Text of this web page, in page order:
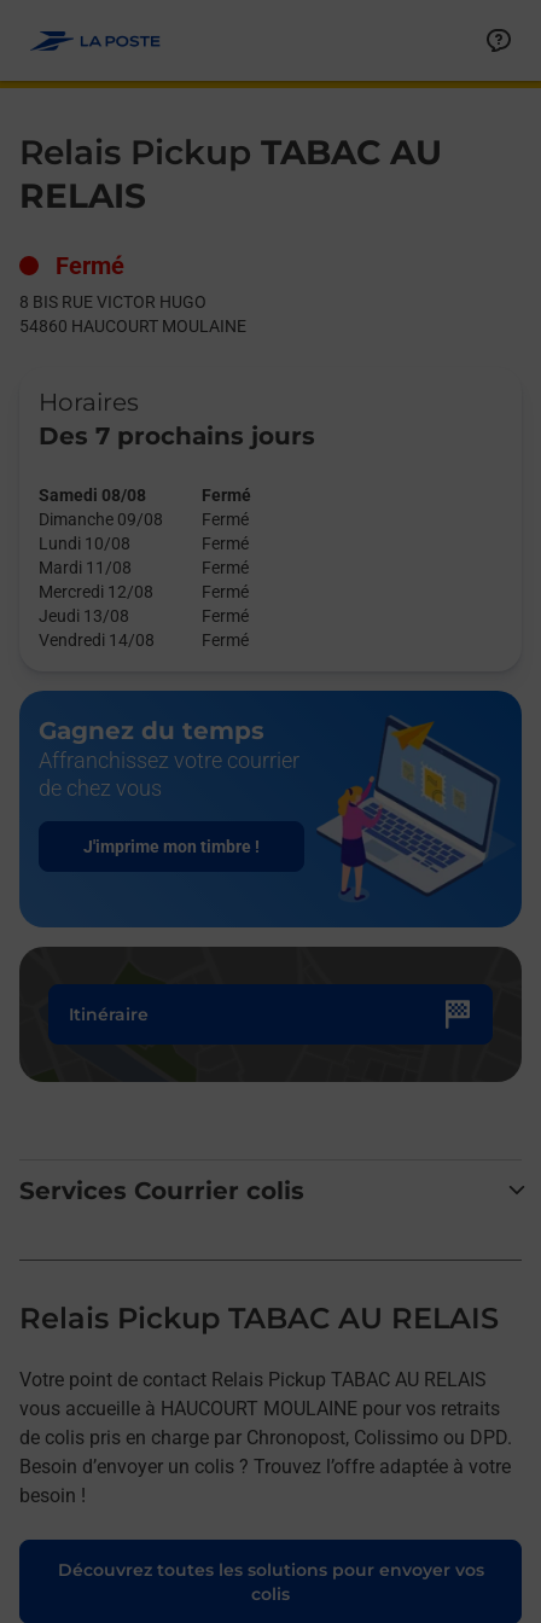
Relais Pickup TABAC AU
RELAIS
Fermé
8 BIS RUE VICTOR HUGO
54860 HAUCOURT MOULAINE
Horaires
Des 7 prochains jours
Samedi 08/08
Fermé
Dimanche 09/08
Fermé
Lundi 10/08
Fermé
Mardi 11/08
Fermé
Mercredi 12/08
Fermé
Jeudi 13/08
Fermé
Vendredi 14/08
Fermé
Gagnez du temps
Affranchissez votre courrier
de chez vous
J'imprime mon timbre !
Itinéraire
Services Courrier colis
Relais Pickup TABAC AU RELAIS
Votre point de contact Relais Pickup TABAC AU RELAIS
vous accueille à HAUCOURT MOULAINE pour vos retraits
de colis pris en charge par Chronopost, Colissimo ou DPD.
Besoin d’envoyer un colis ? Trouvez l’offre adaptée à votre
besoin !
Découvrez toutes les solutions pour envoyer vos
colis